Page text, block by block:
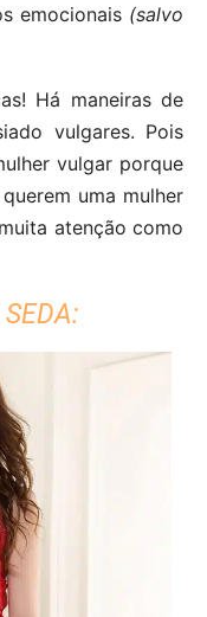
emocionais (salvo
Há maneiras de
vulgares. Pois
vulgar porque
uma mulher
atenção como